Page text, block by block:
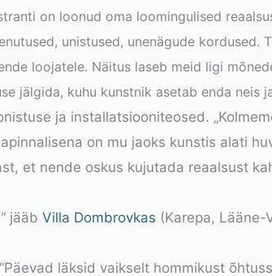
on loonud oma loomingulised
unistused, unenägude kordused.
loojatele. Näitus laseb meid ligi
jälgida, kuhu kunstnik asetab enda neis
ja installatsiooniteosed.
on mu jaoks kunstis alati
et nende oskus kujutada reaalsust
jääbVilla Dombrovkas (Karepa, Lääne-
läksid vaikselt hommikust